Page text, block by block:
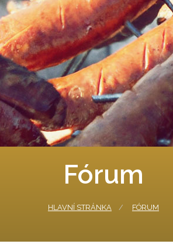
Fórum
HLAVNÍ STRÁNKA FÓRUM